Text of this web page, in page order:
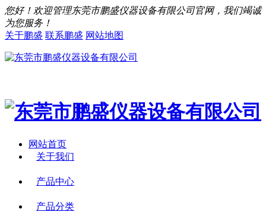
您好！欢迎管理东莞市鹏盛仪器设备有限公司官网，我们竭诚
为您服务！
关于鹏盛 联系鹏盛 网站地图
网站首页
关于我们
产品中心
产品分类